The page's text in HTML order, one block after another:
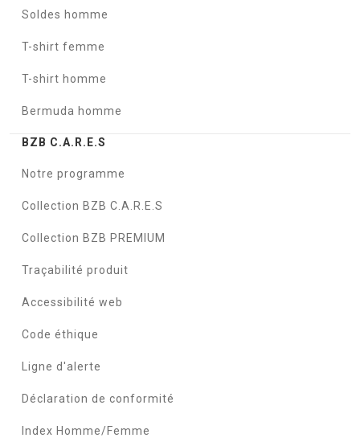
Soldes homme
T-shirt femme
T-shirt homme
Bermuda homme
BZB C.A.R.E.S
Notre programme
Collection BZB C.A.R.E.S
Collection BZB PREMIUM
Traçabilité produit
Accessibilité web
Code éthique
Ligne d'alerte
Déclaration de conformité
Index Homme/Femme